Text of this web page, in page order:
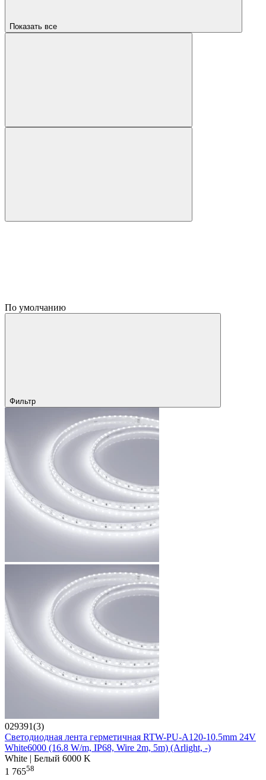
Показать все
По умолчанию
Фильтр
029391(3)
Светодиодная лента герметичная RTW-PU-A120-10.5mm 24V
White6000 (16.8 W/m, IP68, Wire 2m, 5m) (Arlight, -)
White | Белый 6000 K
1 76558